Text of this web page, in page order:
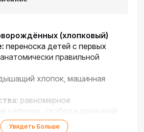
(хлопковый)
переноска детей с первых
правильной
хлопок, машинная
равномерное
нагрузки, свобода движений
Увидеть Больше